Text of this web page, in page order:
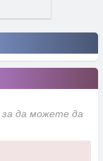
да можете да